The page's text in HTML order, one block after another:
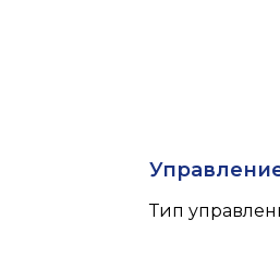
Тип